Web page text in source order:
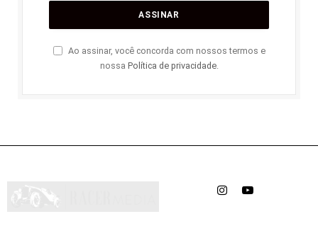
Ao assinar, você concorda com nossos termos e
nossa Política de privacidade.
InstagramYouTube